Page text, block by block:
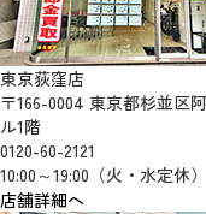
東京荻窪店
〒166-0004 東京都杉並区
ル1階
0120-60-2121
10:00～19:00（火・水定休）
店舗詳細へ